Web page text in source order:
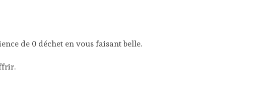
de 0 déchet en vous faisant belle.